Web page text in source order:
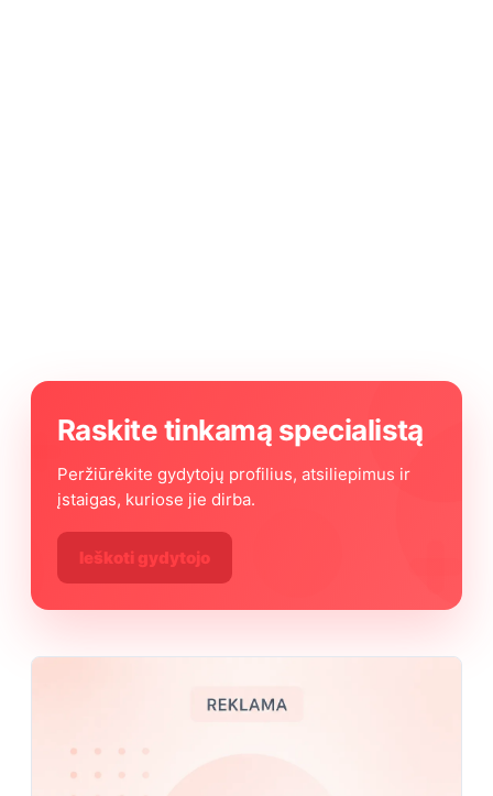
Raskite tinkamą specialistą
Peržiūrėkite gydytojų profilius, atsiliepimus ir
įstaigas, kuriose jie dirba.
Ieškoti gydytojo